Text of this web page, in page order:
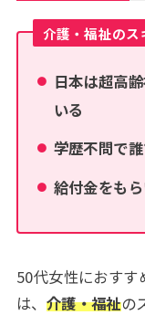
介護・福祉の
日本は超高
いる
学歴不問で
給付金をも
50代女性におすす
は、 介護・福祉の